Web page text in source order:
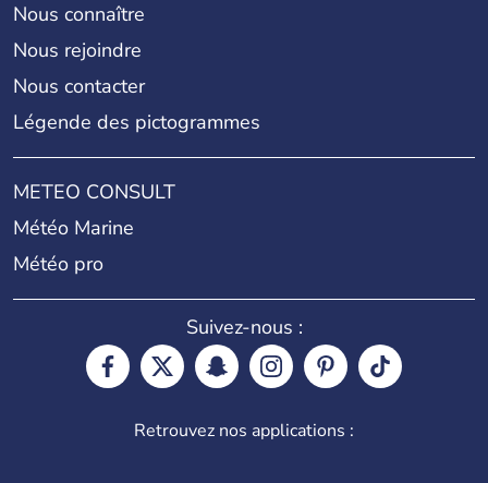
Nous connaître
Nous rejoindre
Nous contacter
Légende des pictogrammes
METEO CONSULT
Météo Marine
Météo pro
Suivez-nous :
Retrouvez nos applications :